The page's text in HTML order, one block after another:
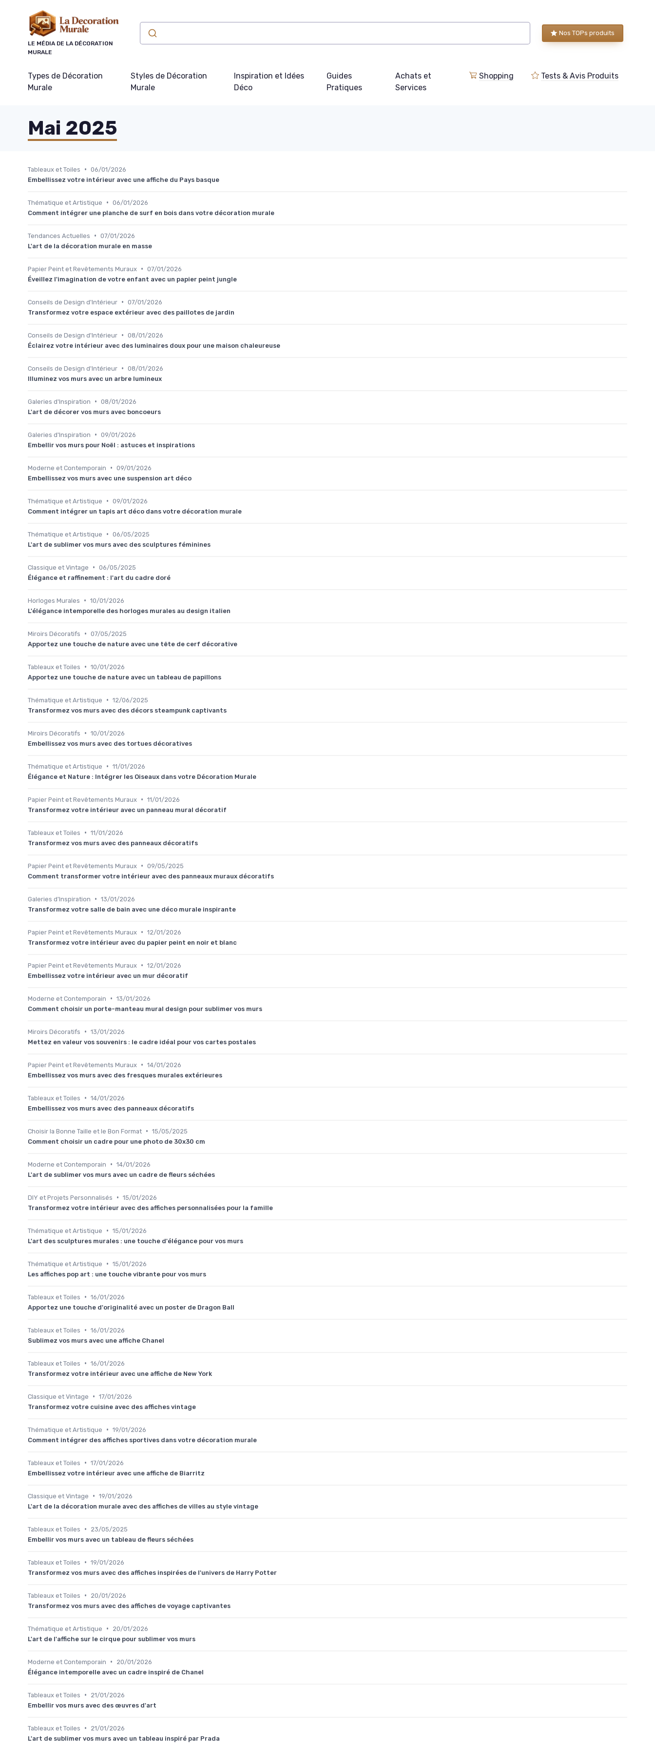
LE MÉDIA DE LA DÉCORATION
MURALE
Nos TOPs produits
Types de Décoration
Murale
Styles de Décoration
Murale
Inspiration et Idées
Déco
Guides
Pratiques
Achats et
Services
Shopping Tests & Avis Produits
Mai 2025
Tableaux et Toiles • 06/01/2026
Embellissez votre intérieur avec une affiche du Pays basque
Thématique et Artistique • 06/01/2026
Comment intégrer une planche de surf en bois dans votre décoration murale
Tendances Actuelles • 07/01/2026
L'art de la décoration murale en masse
Papier Peint et Revêtements Muraux • 07/01/2026
Éveillez l'imagination de votre enfant avec un papier peint jungle
Conseils de Design d'Intérieur • 07/01/2026
Transformez votre espace extérieur avec des paillotes de jardin
Conseils de Design d'Intérieur • 08/01/2026
Éclairez votre intérieur avec des luminaires doux pour une maison chaleureuse
Conseils de Design d'Intérieur • 08/01/2026
Illuminez vos murs avec un arbre lumineux
Galeries d'Inspiration • 08/01/2026
L'art de décorer vos murs avec boncoeurs
Galeries d'Inspiration • 09/01/2026
Embellir vos murs pour Noël : astuces et inspirations
Moderne et Contemporain • 09/01/2026
Embellissez vos murs avec une suspension art déco
Thématique et Artistique • 09/01/2026
Comment intégrer un tapis art déco dans votre décoration murale
Thématique et Artistique • 06/05/2025
L'art de sublimer vos murs avec des sculptures féminines
Classique et Vintage • 06/05/2025
Élégance et raffinement : l'art du cadre doré
Horloges Murales • 10/01/2026
L'élégance intemporelle des horloges murales au design italien
Miroirs Décoratifs • 07/05/2025
Apportez une touche de nature avec une tête de cerf décorative
Tableaux et Toiles • 10/01/2026
Apportez une touche de nature avec un tableau de papillons
Thématique et Artistique • 12/06/2025
Transformez vos murs avec des décors steampunk captivants
Miroirs Décoratifs • 10/01/2026
Embellissez vos murs avec des tortues décoratives
Thématique et Artistique • 11/01/2026
Élégance et Nature : Intégrer les Oiseaux dans votre Décoration Murale
Papier Peint et Revêtements Muraux • 11/01/2026
Transformez votre intérieur avec un panneau mural décoratif
Tableaux et Toiles • 11/01/2026
Transformez vos murs avec des panneaux décoratifs
Papier Peint et Revêtements Muraux • 09/05/2025
Comment transformer votre intérieur avec des panneaux muraux décoratifs
Galeries d'Inspiration • 13/01/2026
Transformez votre salle de bain avec une déco murale inspirante
Papier Peint et Revêtements Muraux • 12/01/2026
Transformez votre intérieur avec du papier peint en noir et blanc
Papier Peint et Revêtements Muraux • 12/01/2026
Embellissez votre intérieur avec un mur décoratif
Moderne et Contemporain • 13/01/2026
Comment choisir un porte-manteau mural design pour sublimer vos murs
Miroirs Décoratifs • 13/01/2026
Mettez en valeur vos souvenirs : le cadre idéal pour vos cartes postales
Papier Peint et Revêtements Muraux • 14/01/2026
Embellissez vos murs avec des fresques murales extérieures
Tableaux et Toiles • 14/01/2026
Embellissez vos murs avec des panneaux décoratifs
Choisir la Bonne Taille et le Bon Format • 15/05/2025
Comment choisir un cadre pour une photo de 30x30 cm
Moderne et Contemporain • 14/01/2026
L'art de sublimer vos murs avec un cadre de fleurs séchées
DIY et Projets Personnalisés • 15/01/2026
Transformez votre intérieur avec des affiches personnalisées pour la famille
Thématique et Artistique • 15/01/2026
L'art des sculptures murales : une touche d'élégance pour vos murs
Thématique et Artistique • 15/01/2026
Les affiches pop art : une touche vibrante pour vos murs
Tableaux et Toiles • 16/01/2026
Apportez une touche d'originalité avec un poster de Dragon Ball
Tableaux et Toiles • 16/01/2026
Sublimez vos murs avec une affiche Chanel
Tableaux et Toiles • 16/01/2026
Transformez votre intérieur avec une affiche de New York
Classique et Vintage • 17/01/2026
Transformez votre cuisine avec des affiches vintage
Thématique et Artistique • 19/01/2026
Comment intégrer des affiches sportives dans votre décoration murale
Tableaux et Toiles • 17/01/2026
Embellissez votre intérieur avec une affiche de Biarritz
Classique et Vintage • 19/01/2026
L'art de la décoration murale avec des affiches de villes au style vintage
Tableaux et Toiles •
23/05/2025
Embellir vos murs avec un tableau de fleurs séchées
Tableaux et Toiles • 19/01/2026
Transformez vos murs avec des affiches inspirées de l'univers de Harry Potter
Tableaux et Toiles •
20/01/2026
Transformez vos murs avec des affiches de voyage captivantes
Thématique et Artistique •
20/01/2026
L'art de l'affiche sur le cirque pour sublimer vos murs
Moderne et Contemporain •
20/01/2026
Élégance intemporelle avec un cadre inspiré de Chanel
Tableaux et Toiles •
21/01/2026
Embellir vos murs avec des œuvres d'art
Tableaux et Toiles •
21/01/2026
L'art de sublimer vos murs avec un tableau inspiré par Prada